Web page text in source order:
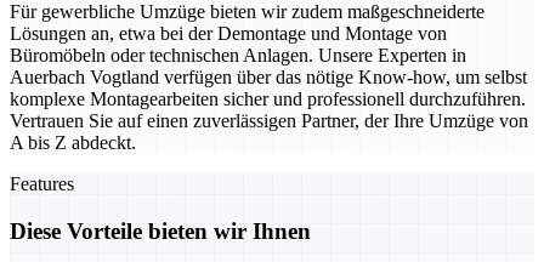
Für gewerbliche Umzüge bieten wir zudem maßgeschneiderte
Lösungen an, etwa bei der Demontage und Montage von
Büromöbeln oder technischen Anlagen. Unsere Experten in
Auerbach Vogtland verfügen über das nötige Know-how, um selbst
komplexe Montagearbeiten sicher und professionell durchzuführen.
Vertrauen Sie auf einen zuverlässigen Partner, der Ihre Umzüge von
A bis Z abdeckt.
Features
Diese Vorteile bieten wir Ihnen